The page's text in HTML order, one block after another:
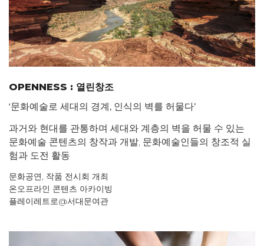
OPENNESS : 열린창조
‘문화예술로 세대의 경계 , 인식의 벽를 허물다’
과거와 현대를 관통하며 세대와 계층의 벽을 허물 수 있는
문화예술 콘텐츠의 창작과 개발, 문화예술인들의 창조적 실
험과 도전 활동
문화공연, 작품 전시회 개최
온오프라인 콘텐츠 아카이빙
플레이레트로@서대문여관